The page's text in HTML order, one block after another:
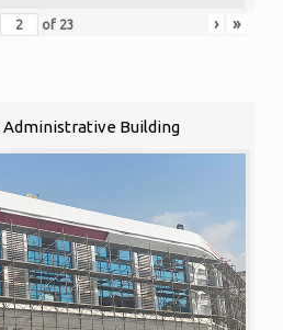
of 23 › »
Administrative Building